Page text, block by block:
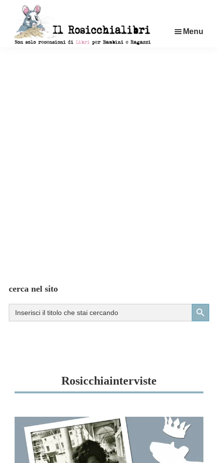
contenuto
Menu
cerca nel sito
Search
for:
Search Button
Rosicchiainterviste